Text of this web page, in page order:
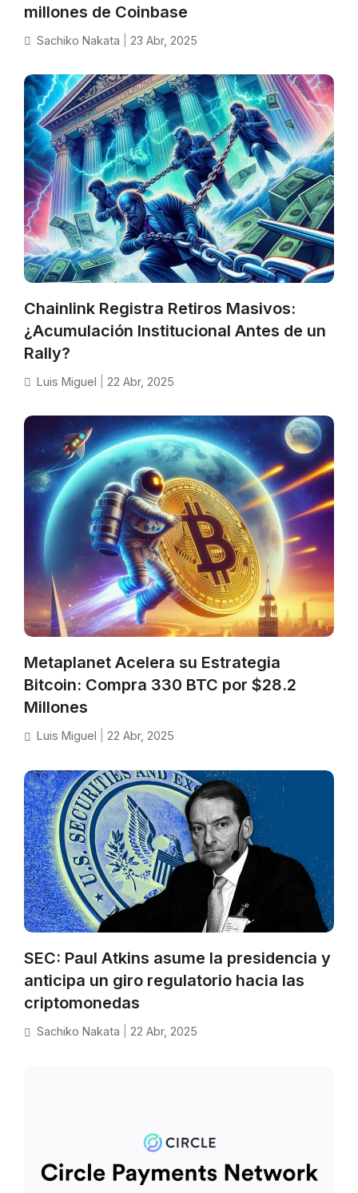
millones de Coinbase
Sachiko Nakata 23 Abr, 2025
Chainlink Registra Retiros Masivos:
¿Acumulación Institucional Antes de un
Rally?
Luis Miguel 22 Abr, 2025
Metaplanet Acelera su Estrategia
Bitcoin: Compra 330 BTC por $28.2
Millones
Luis Miguel 22 Abr, 2025
SEC: Paul Atkins asume la presidencia y
anticipa un giro regulatorio hacia las
criptomonedas
Sachiko Nakata 22 Abr, 2025